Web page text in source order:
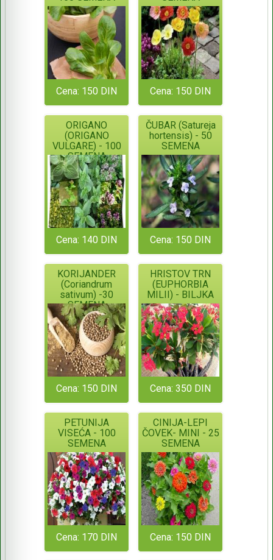
Cena: 150 DIN Cena: 150 DIN
ORIGANO
(ORIGANO
VULGARE) - 100
SEMENA
Cena: 140 DIN
ČUBAR (Satureja
hortensis) - 50
SEMENA
Cena: 150 DIN
KORIJANDER
(Coriandrum
sativum) -30
SEMENA
Cena: 150 DIN
HRISTOV TRN
(EUPHORBIA
MILII) - BILJKA
Cena: 350 DIN
PETUNIJA
VISEĆA - 100
SEMENA
Cena: 170 DIN
CINIJA-LEPI
ČOVEK- MINI - 25
SEMENA
Cena: 150 DIN